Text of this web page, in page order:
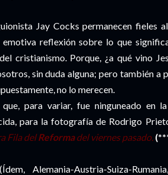
Jay Cocks permanecen fieles
emotiva reflexión sobre lo que
cristianismo. Porque, ¿a qué vino
sin duda alguna; pero también a
no lo merecen.
para variar, fue ninguneado en
para la fotografía de Rodrigo
Fila delReformadel viernes pasado.
Alemania-Austria-Suiza-